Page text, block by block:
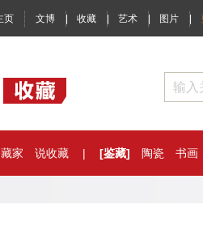
页 文博 | 收藏 | 艺术 | 图片 |
藏家 说收藏 | [鉴藏] 陶瓷 书画